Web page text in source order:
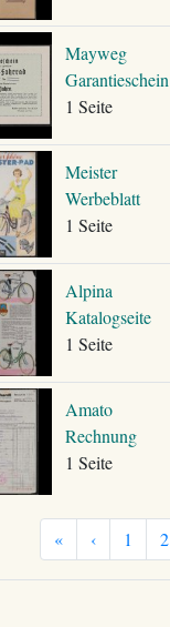
Mayweg
Garantieschein
1 Seite
Meister
Werbeblatt
1 Seite
Alpina
Katalogseite
1 Seite
Amato
Rechnung
1 Seite
« ‹ 1 2